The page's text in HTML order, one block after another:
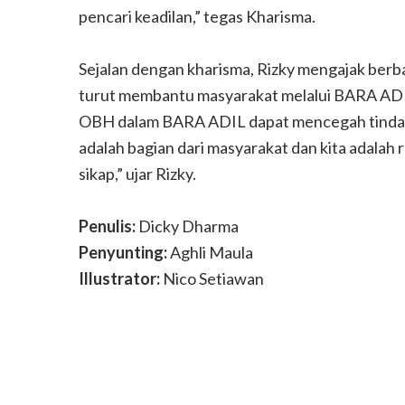
pencari keadilan,” tegas Kharisma.
Sejalan dengan kharisma, Rizky mengajak
turut membantu masyarakat melalui BARA
OBH dalam BARA ADIL dapat mencegah
adalah bagian dari masyarakat dan kita
sikap,” ujar Rizky.
Penulis: Dicky Dharma
Penyunting:Aghli Maula
Illustrator: Nico Setiawan